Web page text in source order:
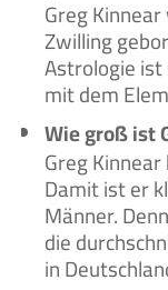
Greg
Zwilling
Astrologie
mit dem
Wie groß ist
Greg
Damit ist er
Männer.
die
in